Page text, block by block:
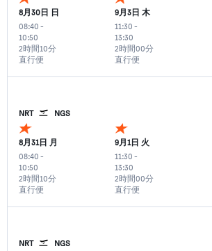
8月30日 日
08:40 -
10:50
直行便
2時間10分
9月3日 木
11:30 -
13:30
直行便
2時間00分
NRT NGS
8月31日 月
08:40 -
10:50
直行便
2時間10分
9月1日 火
11:30 -
13:30
直行便
2時間00分
NRT NGS